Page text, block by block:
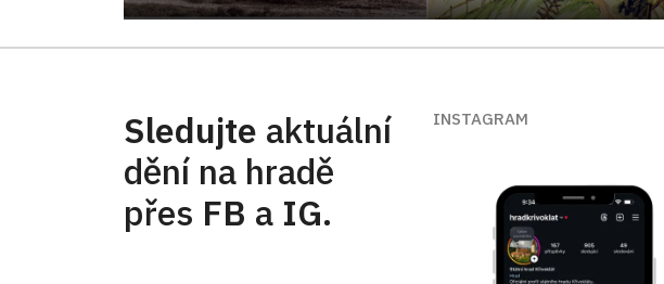
Sledujte aktuální
dění na hradě
přes FB a IG.
INSTAGRAM